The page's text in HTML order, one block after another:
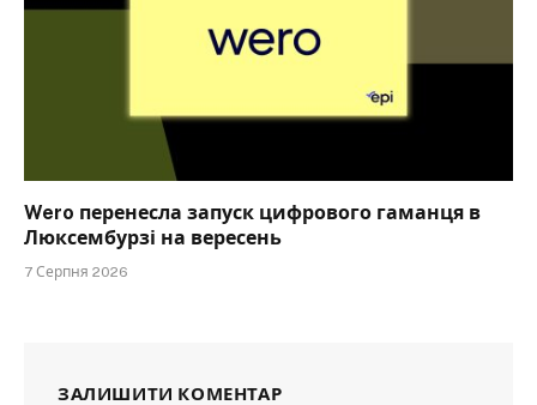
Wero перенесла запуск цифрового гаманця в
Люксембурзі на вересень
7 Серпня 2026
ЗАЛИШИТИ КОМЕНТАР